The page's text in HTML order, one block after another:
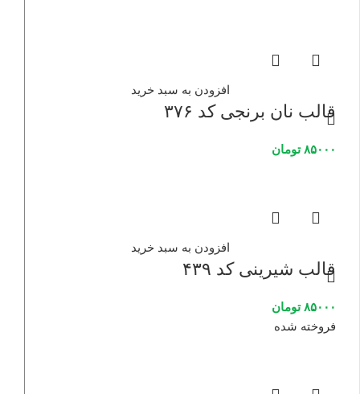
افزودن به سبد خرید
قالب نان برنجی کد ۳۷۶
۸۵۰۰۰ تومان
افزودن به سبد خرید
قالب شیرینی کد ۴۳۹
۸۵۰۰۰ تومان
فروخته شده